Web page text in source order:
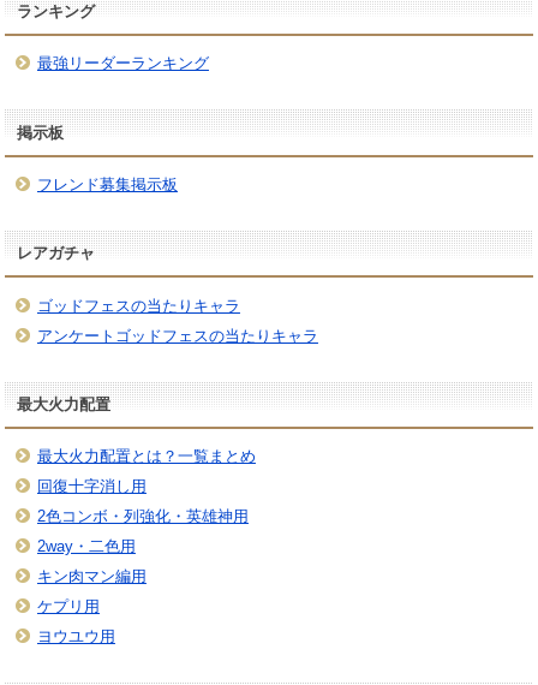
ランキング
最強リーダーランキング
掲示板
フレンド募集掲示板
レアガチャ
ゴッドフェスの当たりキャラ
アンケートゴッドフェスの当たりキャラ
最大火力配置
最大火力配置とは？一覧まとめ
回復十字消し用
2色コンボ・列強化・英雄神用
2way・二色用
キン肉マン編用
ケプリ用
ヨウユウ用